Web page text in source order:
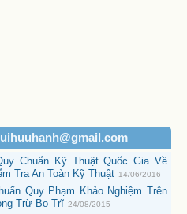
Chuẩn Kỹ Thuật Quốc Gia Về
Tra An Toàn Kỹ Thuật 14/06/2016
Quy Phạm Khảo Nghiệm Trên
Trừ Bọ Trĩ 24/08/2015